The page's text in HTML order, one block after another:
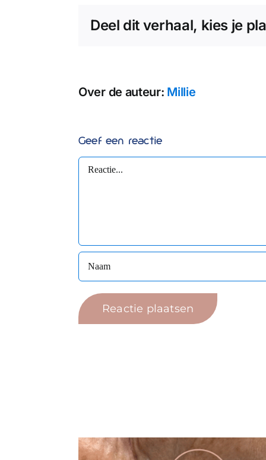
Deel dit verhaal, kies je
Over de auteur: Millie
Geef een reactie
Reactie